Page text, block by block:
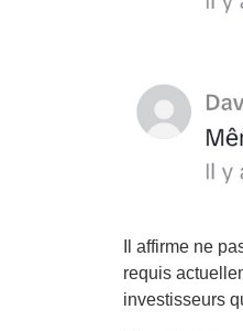
Il affirme ne
requis
investisseurs